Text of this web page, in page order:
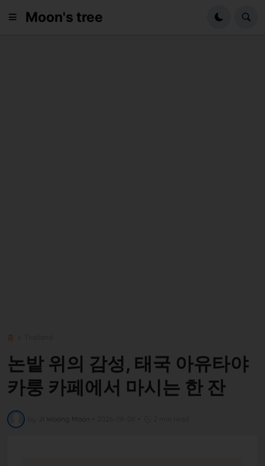
Moon's tree
홈
논밭 위의 감성, 태국 아유타야
카룽 카페에서 마시는 한 잔